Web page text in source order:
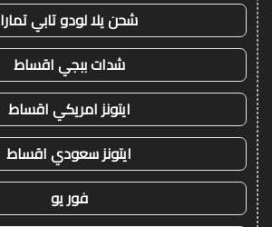
شحن يلا لودو تابي تمارا
شدات ببجي اقساط
ايتونز امريكي اقساط
ايتونز سعودي اقساط
فور يو